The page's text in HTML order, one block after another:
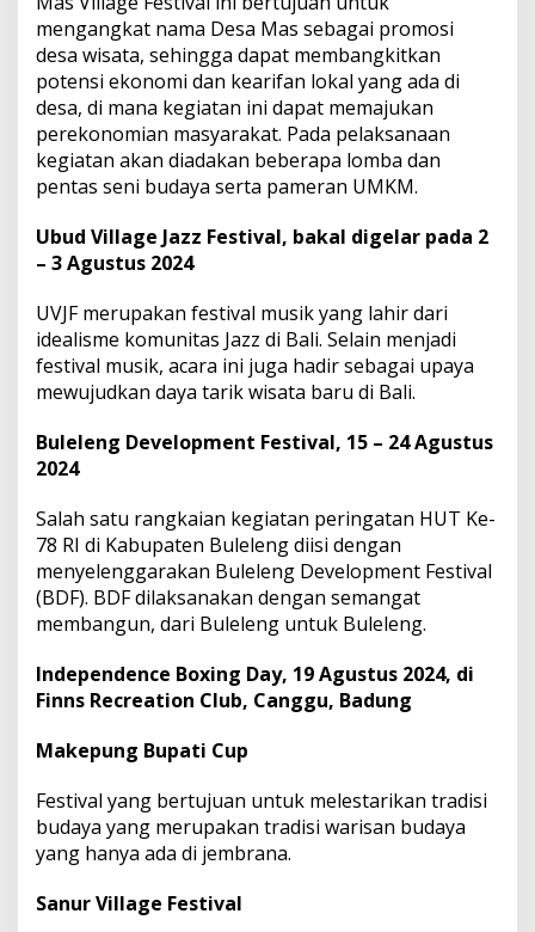
mengangkat nama Desa Mas sebagai promosi
desa wisata, sehingga dapat membangkitkan
potensi ekonomi dan kearifan lokal yang ada di
desa, di mana kegiatan ini dapat memajukan
perekonomian masyarakat. Pada pelaksanaan
kegiatan akan diadakan beberapa lomba dan
pentas seni budaya serta pameran UMKM.
Ubud Village Jazz Festival, bakal digelar pada 2
– 3 Agustus 2024
UVJF merupakan festival musik yang lahir dari
idealisme komunitas Jazz di Bali. Selain menjadi
festival musik, acara ini juga hadir sebagai upaya
mewujudkan daya tarik wisata baru di Bali.
Buleleng Development Festival, 15 – 24 Agustus
2024
Salah satu rangkaian kegiatan peringatan HUT Ke-
78 RI di Kabupaten Buleleng diisi dengan
menyelenggarakan Buleleng Development Festival
(BDF). BDF dilaksanakan dengan semangat
membangun, dari Buleleng untuk Buleleng.
Independence Boxing Day, 19 Agustus 2024, di
Finns Recreation Club, Canggu, Badung
Makepung Bupati Cup
Festival yang bertujuan untuk melestarikan tradisi
budaya yang merupakan tradisi warisan budaya
yang hanya ada di jembrana.
Sanur Village Festival